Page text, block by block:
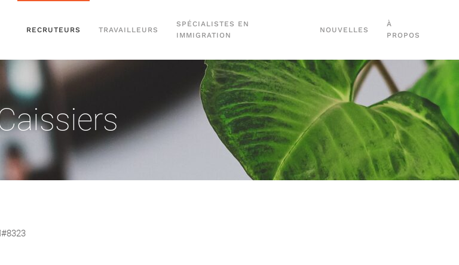
RECRUTEURS TRAVAILLEURS
SPÉCIALISTES EN
IMMIGRATION
NOUVELLES
À
PROPOS